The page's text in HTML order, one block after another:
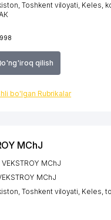
qilish
bo'lgan Rubrikalar
Toshkent viloyati, Keles,
MChJ
VEKSTROY MChJ
MChJ
Toshkent viloyati, Keles,